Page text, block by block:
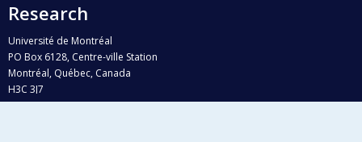
Research
Université de Montréal
PO Box 6128, Centre-ville Station
Montréal, Québec, Canada
H3C 3J7